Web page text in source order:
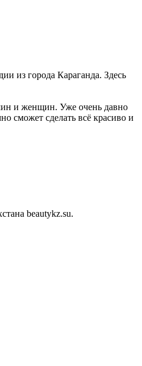
из города Караганда. Здесь
и женщин. Уже очень давно
сможет сделать всё красиво и
beautykz.su.